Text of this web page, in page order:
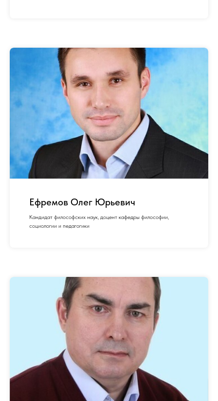
Ефремов Олег Юрьевич
Кандидат философских наук, доцент кафедры философии,
социологии и педагогики